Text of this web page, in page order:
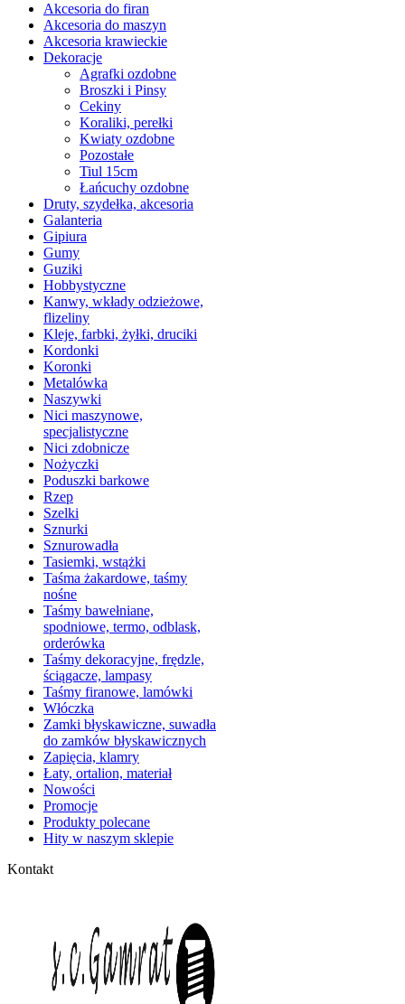
Akcesoria do firan
Akcesoria do maszyn
Akcesoria krawieckie
Dekoracje
Agrafki ozdobne
Broszki i Pinsy
Cekiny
Koraliki, perełki
Kwiaty ozdobne
Pozostałe
Tiul 15cm
Łańcuchy ozdobne
Druty, szydełka, akcesoria
Galanteria
Gipiura
Gumy
Guziki
Hobbystyczne
Kanwy, wkłady odzieżowe,
flizeliny
Kleje, farbki, żyłki, druciki
Kordonki
Koronki
Metalówka
Naszywki
Nici maszynowe,
specjalistyczne
Nici zdobnicze
Nożyczki
Poduszki barkowe
Rzep
Szelki
Sznurki
Sznurowadła
Tasiemki, wstążki
Taśma żakardowe, taśmy
nośne
Taśmy bawełniane,
spodniowe, termo, odblask,
orderówka
Taśmy dekoracyjne, frędzle,
ściągacze, lampasy
Taśmy firanowe, lamówki
Włóczka
Zamki błyskawiczne, suwadła
do zamków błyskawicznych
Zapięcia, klamry
Łaty, ortalion, materiał
Nowości
Promocje
Produkty polecane
Hity w naszym sklepie
Kontakt